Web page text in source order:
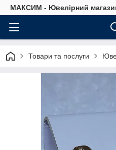
МАКСИМ - Ювелірний
Товари та послуги